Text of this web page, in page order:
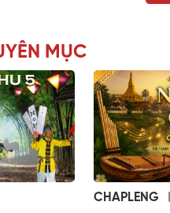
MỤC
CHAPLENG